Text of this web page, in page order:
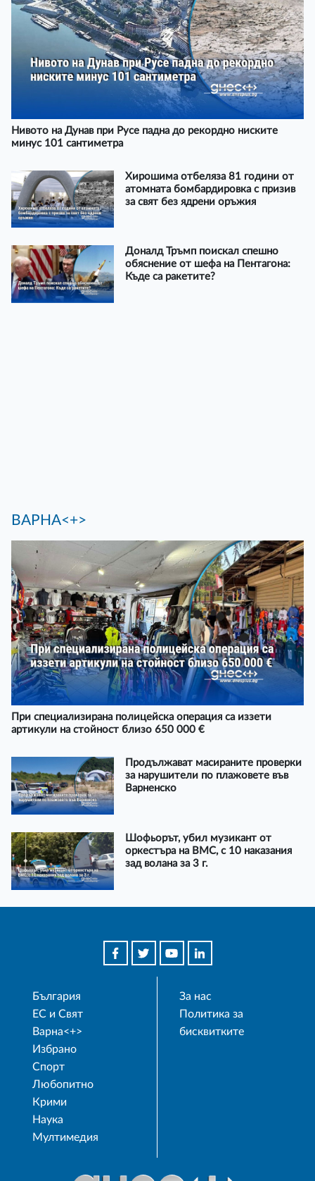
Нивото на Дунав при Русе падна до рекордно ниските
минус 101 сантиметра
Хирошима отбеляза 81 години от
атомната бомбардировка с призив
за свят без ядрени оръжия
Доналд Тръмп поискал спешно
обяснение от шефа на Пентагона:
Къде са ракетите?
ВАРНА<+>
При специализирана полицейска операция са иззети
артикули на стойност близо 650 000 €
Продължават масираните проверки
за нарушители по плажовете във
Варненско
Шофьорът, убил музикант от
оркестъра на ВМС, с 10 наказания
зад волана за 3 г.
България
ЕС и Свят
Варна<+>
Избрано
Спорт
Любопитно
Крими
Наука
Мултимедия
За нас
Политика за
бисквитките